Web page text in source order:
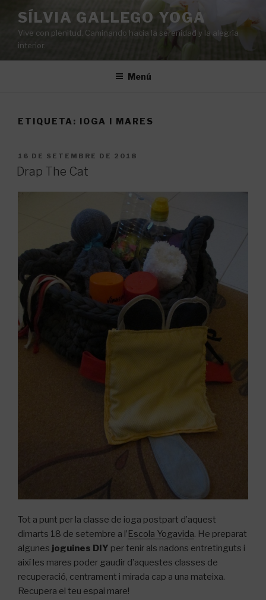
contingut
SÍLVIA GALLEGO YOGA
Vive con plenitud. Caminando hacia la serenidad y la alegría
interior.
Menú
ETIQUETA: IOGA I MARES
PUBLICAT
A
16 DE SETEMBRE DE 2018
Drap The Cat
Tot a punt per la classe de ioga postpart d’aquest
dimarts 18 de setembre a l’Escola Yogavida. He preparat
algunes joguines DIY per tenir als nadons entretinguts i
així les mares poder gaudir d’aquestes classes de
recuperació, centrament i mirada cap a una mateixa.
Recupera el teu espai mare!